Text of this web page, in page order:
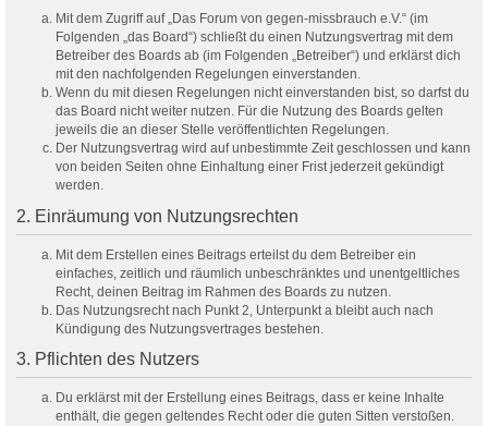
Mit dem Zugriff auf „Das Forum von gegen-missbrauch e.V.“ (im
Folgenden „das Board“) schließt du einen Nutzungsvertrag mit dem
Betreiber des Boards ab (im Folgenden „Betreiber“) und erklärst dich
mit den nachfolgenden Regelungen einverstanden.
Wenn du mit diesen Regelungen nicht einverstanden bist, so darfst du
das Board nicht weiter nutzen. Für die Nutzung des Boards gelten
jeweils die an dieser Stelle veröffentlichten Regelungen.
Der Nutzungsvertrag wird auf unbestimmte Zeit geschlossen und kann
von beiden Seiten ohne Einhaltung einer Frist jederzeit gekündigt
werden.
2. Einräumung von Nutzungsrechten
Mit dem Erstellen eines Beitrags erteilst du dem Betreiber ein
einfaches, zeitlich und räumlich unbeschränktes und unentgeltliches
Recht, deinen Beitrag im Rahmen des Boards zu nutzen.
Das Nutzungsrecht nach Punkt 2, Unterpunkt a bleibt auch nach
Kündigung des Nutzungsvertrages bestehen.
3. Pflichten des Nutzers
Du erklärst mit der Erstellung eines Beitrags, dass er keine Inhalte
enthält, die gegen geltendes Recht oder die guten Sitten verstoßen.